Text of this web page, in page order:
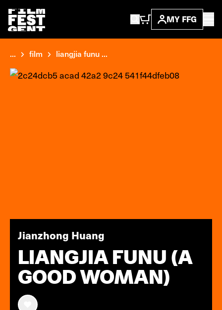
MY FFG
... film liangjia funu ...
Jianzhong Huang
LIANGJIA FUNU (A
GOOD WOMAN)